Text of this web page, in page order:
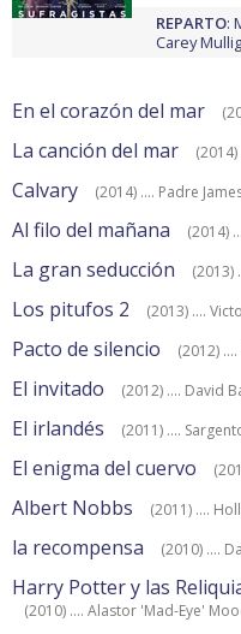
REPARTO:
Carey
En el corazón del mar
La canción del mar
Calvary (2014) .... Padre
Al filo del mañana (2014)
La gran seducción (2013)
Los pitufos 2 (2013) ....
Pacto de silencio (2012)
El invitado (2012) .... David
El irlandés (2011) ....
El enigma del cuervo
Albert Nobbs (2011) ....
la recompensa (2010) ....
Harry Potter y las
(2010) .... Alastor 'Mad-Eye'